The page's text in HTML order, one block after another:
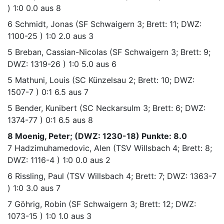
) 1:0 0.0 aus 8
6 Schmidt, Jonas (SF Schwaigern 3; Brett: 11; DWZ:
1100-25 ) 1:0 2.0 aus 3
5 Breban, Cassian-Nicolas (SF Schwaigern 3; Brett: 9;
DWZ: 1319-26 ) 1:0 5.0 aus 6
5 Mathuni, Louis (SC Künzelsau 2; Brett: 10; DWZ:
1507-7 ) 0:1 6.5 aus 7
5 Bender, Kunibert (SC Neckarsulm 3; Brett: 6; DWZ:
1374-77 ) 0:1 6.5 aus 8
8 Moenig, Peter; (DWZ: 1230-18) Punkte: 8.0
7 Hadzimuhamedovic, Alen (TSV Willsbach 4; Brett: 8;
DWZ: 1116-4 ) 1:0 0.0 aus 2
6 Rissling, Paul (TSV Willsbach 4; Brett: 7; DWZ: 1363-7
) 1:0 3.0 aus 7
7 Göhrig, Robin (SF Schwaigern 3; Brett: 12; DWZ:
1073-15 ) 1:0 1.0 aus 3